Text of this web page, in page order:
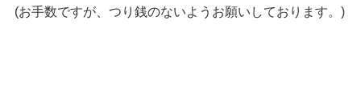
(お手数ですが、つり銭のないようお願いしております。)